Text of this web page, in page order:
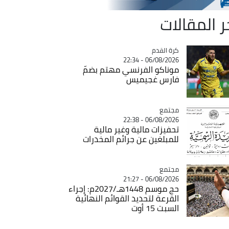
المقالات
Catégorie
كرة القدم
06/08/2026 - 22:34
موناكو الفرنسي مهتم بضمّ
فارس غجيميس
Catégorie
مجتمع
06/08/2026 - 22:38
تحفيزات مالية وغير مالية
للمبلغين عن جرائم المخدرات
Catégorie
مجتمع
06/08/2026 - 21:27
حج موسم 1448هـ/2027م: إجراء
القرعة لتحديد القوائم النهائية
السبت 15 أوت